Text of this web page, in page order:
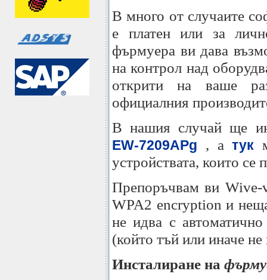
В много от случаите
е платен или за
фърмуера ви дава
на контрол над
открити на ваше
официалния
В нашия случай ще
EW-7209APg , атук
устройствата, които се
Препоръчвам ви Wive-
WPA2 encryption и
не идва с
(който тъй или иначе
Инсталиране на